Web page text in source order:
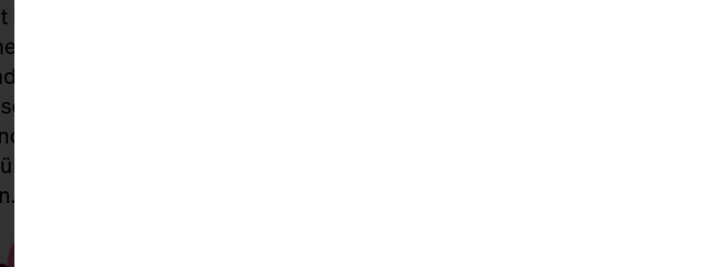
Es ist Zeit für den Naschmarkt International! Die
süße Reise um die Welt – unsere Fahrzeuge?
Churros und Cheesecake, Ladoo und
euch an – es wird rasant süß!
Einkaufen, einem bunten Kinderprogramm der
auf der echte Zuckerbäcker*innen, Chocolatiers